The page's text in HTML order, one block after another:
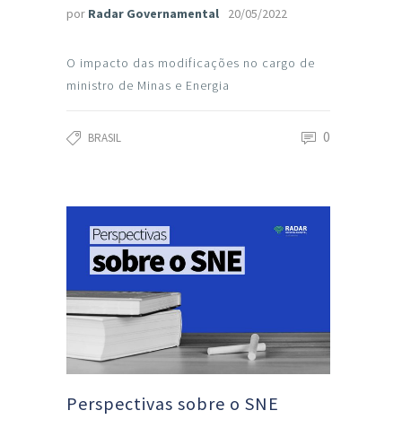
por Radar Governamental 20/05/2022
O impacto das modificações no cargo de
ministro de Minas e Energia
BRASIL 0
Perspectivas sobre o SNE